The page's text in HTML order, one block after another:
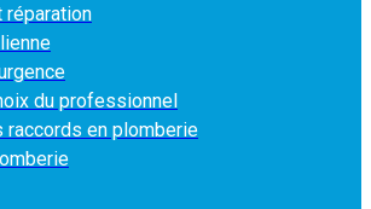
réparation
du professionnel
raccords en plomberie